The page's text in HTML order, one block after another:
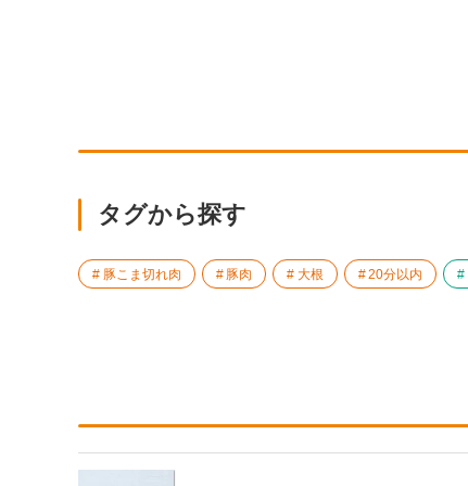
タグから探す
豚こま切れ肉 豚肉 大根 20分以内